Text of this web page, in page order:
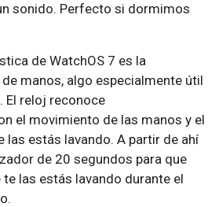
sonido. Perfecto si dormimos
de WatchOS 7 es la
manos, algo especialmente útil
El reloj reconoce
el movimiento de las manos y el
las estás lavando. A partir de ahí
de 20 segundos para que
las estás lavando durante el